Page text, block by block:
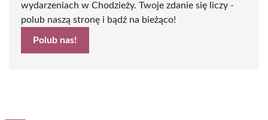
wydarzeniach w Chodzieży. Twoje zdanie się liczy -
polub naszą stronę i bądź na bieżąco!
Polub nas!